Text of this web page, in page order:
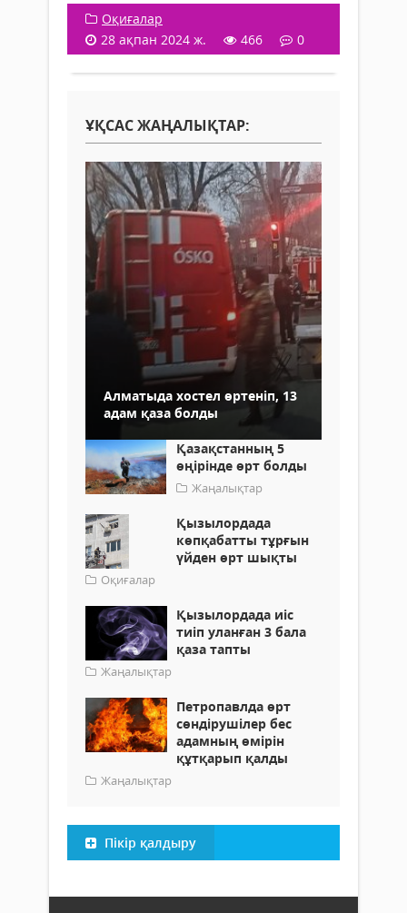
Оқиғалар
28 ақпан 2024 ж.
466 0
ҰҚСАС ЖАҢАЛЫҚТАР:
Алматыда хостел өртеніп, 13
адам қаза болды
Қазақстанның 5
өңірінде өрт болды
Жаңалықтар
Қызылордада
көпқабатты тұрғын
үйден өрт шықты
Оқиғалар
Қызылордада иіс
тиіп уланған 3 бала
қаза тапты
Жаңалықтар
Петропавлда өрт
сөндірушілер бес
адамның өмірін
құтқарып қалды
Жаңалықтар
Пікір қалдыру